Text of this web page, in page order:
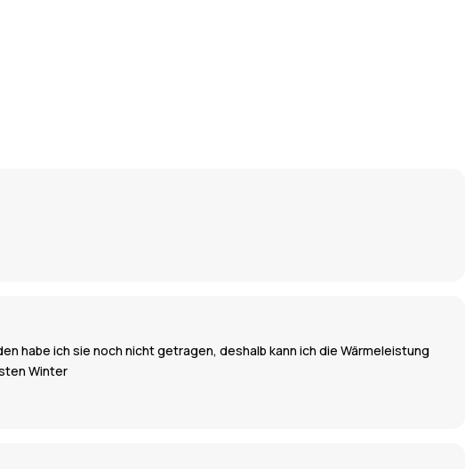
habe ich sie noch nicht getragen, deshalb kann ich die Wärmeleistung
Winter